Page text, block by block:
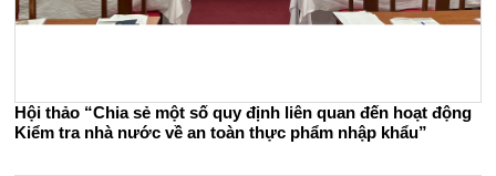
Hội thảo “Chia sẻ một số quy định liên quan đến hoạt động
Kiểm tra nhà nước về an toàn thực phẩm nhập khẩu”